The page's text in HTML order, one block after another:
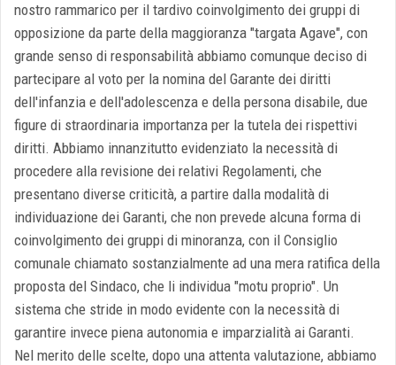
nostro rammarico per il tardivo coinvolgimento dei gruppi di
opposizione da parte della maggioranza "targata Agave", con
grande senso di responsabilità abbiamo comunque deciso di
partecipare al voto per la nomina del Garante dei diritti
dell'infanzia e dell'adolescenza e della persona disabile, due
figure di straordinaria importanza per la tutela dei rispettivi
diritti. Abbiamo innanzitutto evidenziato la necessità di
procedere alla revisione dei relativi Regolamenti, che
presentano diverse criticità, a partire dalla modalità di
individuazione dei Garanti, che non prevede alcuna forma di
coinvolgimento dei gruppi di minoranza, con il Consiglio
comunale chiamato sostanzialmente ad una mera ratifica della
proposta del Sindaco, che li individua "motu proprio". Un
sistema che stride in modo evidente con la necessità di
garantire invece piena autonomia e imparzialità ai Garanti.
Nel merito delle scelte, dopo una attenta valutazione, abbiamo